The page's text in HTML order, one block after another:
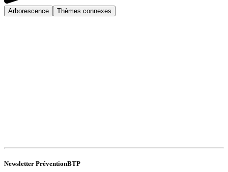
Arborescence Thèmes connexes
Newsletter PréventionBTP